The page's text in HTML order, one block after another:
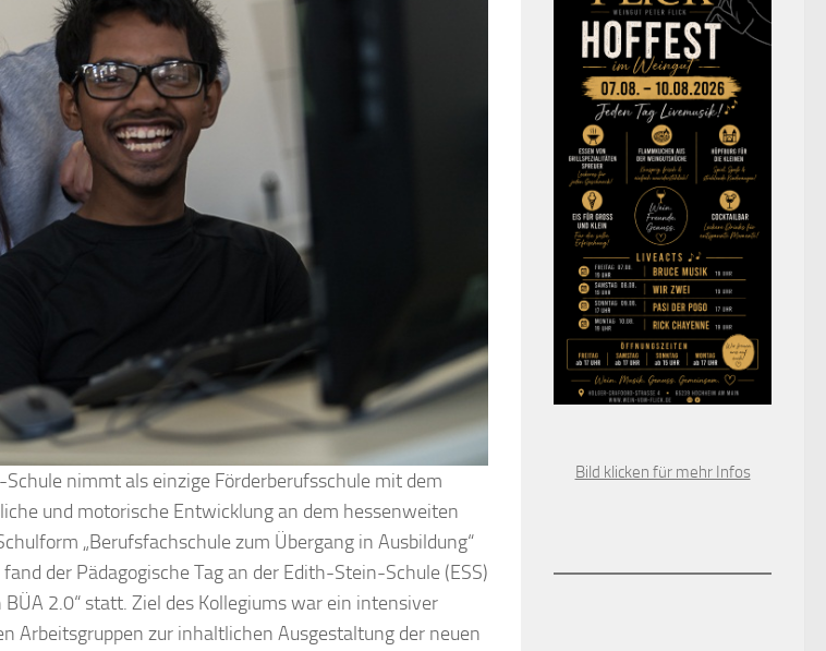
nimmt als einzige Förderberufsschule mit dem
und motorische Entwicklung an dem hessenweiten
„Berufsfachschule zum Übergang in Ausbildung“
der Pädagogische Tag an der Edith-Stein-Schule (ESS)
BÜA 2.0“ statt. Ziel des Kollegiums war ein intensiver
Arbeitsgruppen zur inhaltlichen Ausgestaltung der neuen
Bild klicken für mehr Infos